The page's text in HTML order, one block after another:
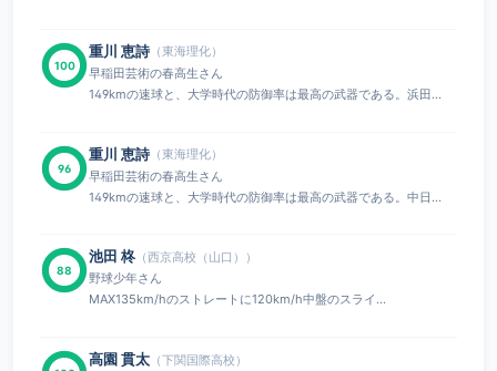
100
重川 恵詩 （東海理化）
早稲田芸術の春高生さん
149kmの速球と、大学時代の防御率は最高の武器である。浜田...
96
重川 恵詩 （東海理化）
早稲田芸術の春高生さん
149kmの速球と、大学時代の防御率は最高の武器である。中日...
88
池田 柊 （西京高校（山口））
野球少年さん
MAX135km/hのストレートに120km/h中盤のスライ...
高園 貫太 （下関国際高校）